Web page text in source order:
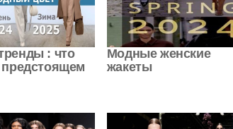
: что
предстоящем
Модные женские
жакеты